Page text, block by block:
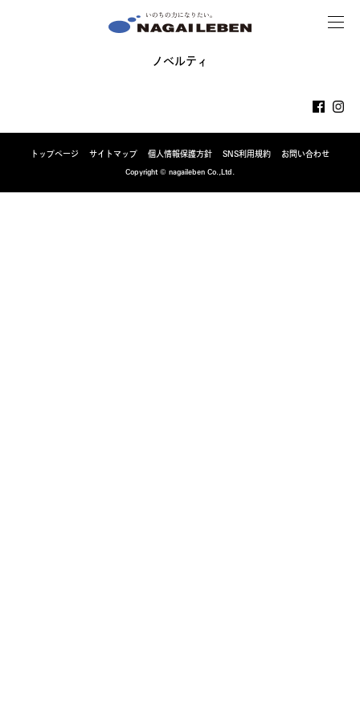
MENU
ノベルティ
トップページ サイトマップ 個人情報保護方針 SNS利用規約
お問い合わせ
Copyright © nagaileben Co.,Ltd.